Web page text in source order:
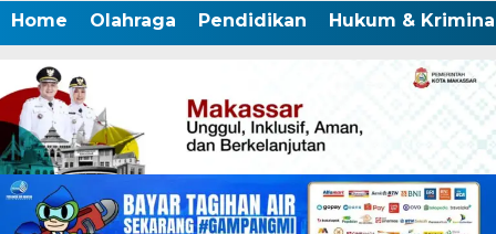
Home Olahraga Pendidikan Hukum &